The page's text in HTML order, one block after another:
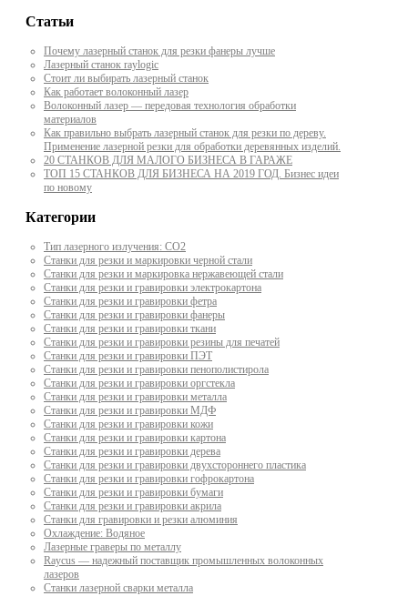
Статьи
Почему лазерный станок для резки фанеры лучше
Лазерный станок raylogic
Стоит ли выбирать лазерный станок
Как работает волоконный лазер
Волоконный лазер — передовая технология обработки
материалов
Как правильно выбрать лазерный станок для резки по дереву.
Применение лазерной резки для обработки деревянных изделий.
20 СТАНКОВ ДЛЯ МАЛОГО БИЗНЕСА В ГАРАЖЕ
ТОП 15 СТАНКОВ ДЛЯ БИЗНЕСА НА 2019 ГОД. Бизнес идеи
по новому
Категории
Тип лазерного излучения: СО2
Станки для резки и маркировки черной стали
Станки для резки и маркировка нержавеющей стали
Станки для резки и гравировки электрокартона
Станки для резки и гравировки фетра
Станки для резки и гравировки фанеры
Станки для резки и гравировки ткани
Станки для резки и гравировки резины для печатей
Станки для резки и гравировки ПЭТ
Станки для резки и гравировки пенополистирола
Станки для резки и гравировки оргстекла
Станки для резки и гравировки металла
Станки для резки и гравировки МДФ
Станки для резки и гравировки кожи
Станки для резки и гравировки картона
Станки для резки и гравировки дерева
Станки для резки и гравировки двухстороннего пластика
Станки для резки и гравировки гофрокартона
Станки для резки и гравировки бумаги
Станки для резки и гравировки акрила
Станки для гравировки и резки алюминия
Охлаждение: Водяное
Лазерные граверы по металлу
Raycus — надежный поставщик промышленных волоконных
лазеров
Cтанки лазерной сварки металла